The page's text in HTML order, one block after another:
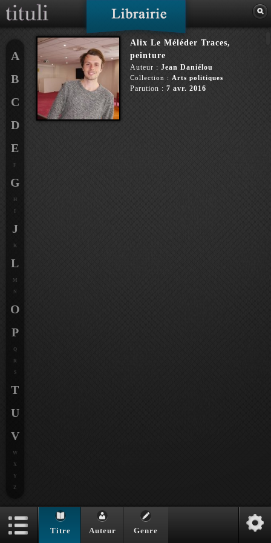
Alix Le Méléder Traces,
peinture
Auteur : Jean Daniélou
Collection : Arts politiques
Parution : 7 avr. 2016
A
B
C
D
E
F
G
H
J
K
L
M
N
O
P
Q
R
S
T
U
V
W
X
Y
Z
Titre Auteur Genre